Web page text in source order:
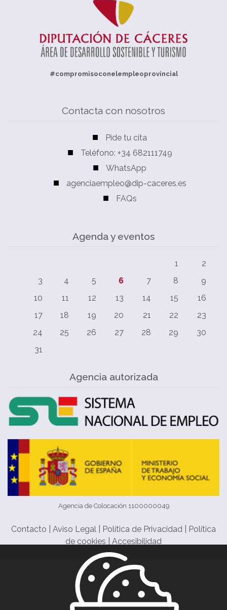
#compromisoconelempleoprovincial
Contacta con nosotros
Pide tu cita
Teléfono: +34 682111749
WhatsApp
agenciaempleo@dip-caceres.es
FAQs
Agenda y eventos
1
2
3
4 5 6 7 8
9
10
11 12 13 14 15
16
17
18 19 20 21 22
23
24
25 26 27 28 29
30
31
Agencia autorizada
Agencia de Colocación 1100000049
Contacto Aviso Legal Política de Privacidad
Política
de cookies
Accesibilidad